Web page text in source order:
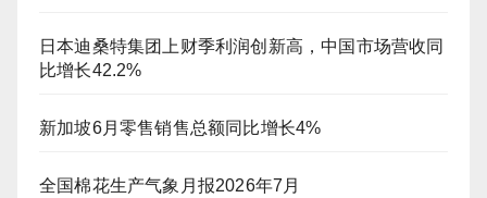
日本迪桑特集团上财季利润创新高，中国市场营收同
比增长42.2%
新加坡6月零售销售总额同比增长4%
全国棉花生产气象月报2026年7月